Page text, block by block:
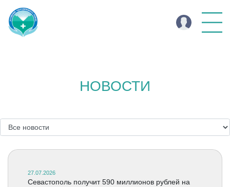
НОВОСТИ
27.07.2026
Севастополь получит 590 миллионов рублей на